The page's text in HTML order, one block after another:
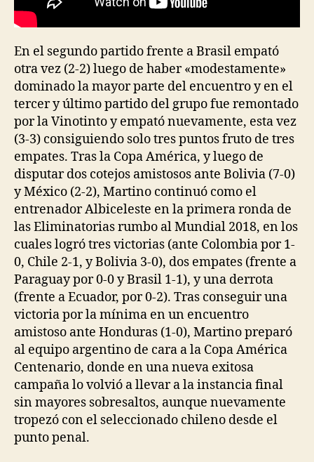
En el segundo partido frente a Brasil empató
otra vez (2-2) luego de haber «modestamente»
dominado la mayor parte del encuentro y en el
tercer y último partido del grupo fue remontado
por la Vinotinto y empató nuevamente, esta vez
(3-3) consiguiendo solo tres puntos fruto de tres
empates. Tras la Copa América, y luego de
disputar dos cotejos amistosos ante Bolivia (7-0)
y México (2-2), Martino continuó como el
entrenador Albiceleste en la primera ronda de
las Eliminatorias rumbo al Mundial 2018, en los
cuales logró tres victorias (ante Colombia por 1-
0, Chile 2-1, y Bolivia 3-0), dos empates (frente a
Paraguay por 0-0 y Brasil 1-1), y una derrota
(frente a Ecuador, por 0-2). Tras conseguir una
victoria por la mínima en un encuentro
amistoso ante Honduras (1-0), Martino preparó
al equipo argentino de cara a la Copa América
Centenario, donde en una nueva exitosa
campaña lo volvió a llevar a la instancia final
sin mayores sobresaltos, aunque nuevamente
tropezó con el seleccionado chileno desde el
punto penal.